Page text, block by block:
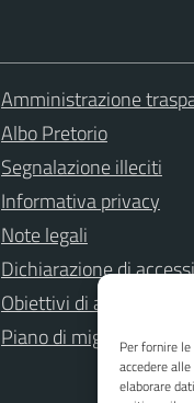
Per fornire
accedere
elaborare
Amministrazione
Albo Pretorio
Segnalazione illeciti
Informativa privacy
Note legali
Dichiarazione di
Obiettivi di accessibilità
Piano di